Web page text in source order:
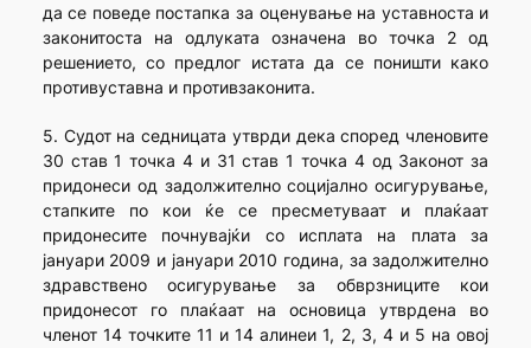
да се поведе постапка за оценување на уставноста и
законитоста на одлуката означена во точка 2 од
решението, со предлог истата да се поништи како
противуставна и противзаконита.
5. Судот на седницата утврди дека според членовите
30 став 1 точка 4 и 31 став 1 точка 4 од Законот за
придонеси од задолжително социјално осигурување,
стапките по кои ќе се пресметуваат и плаќаат
придонесите почнувајќи со исплата на плата за
јануари 2009 и јануари 2010 година, за задолжително
здравствено осигурување за обврзниците кои
придонесот го плаќаат на основица утврдена во
членот 14 точките 11 и 14 алинеи 1, 2, 3, 4 и 5 на овој